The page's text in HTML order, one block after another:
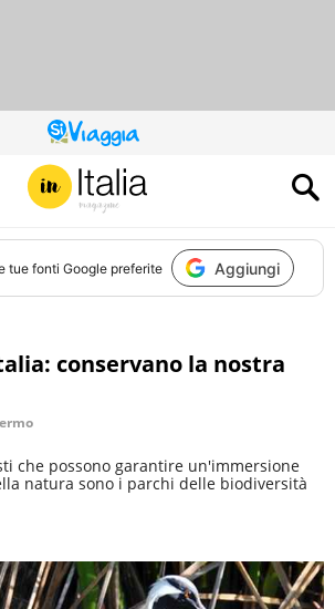
QUESTO
SITO
CONTRIBUISCE
ALL’AUDIENCE
DI
tue fonti Google preferite Aggiungi
conservano la nostra
che possono garantire un'immersione
natura sono i parchi delle biodiversità